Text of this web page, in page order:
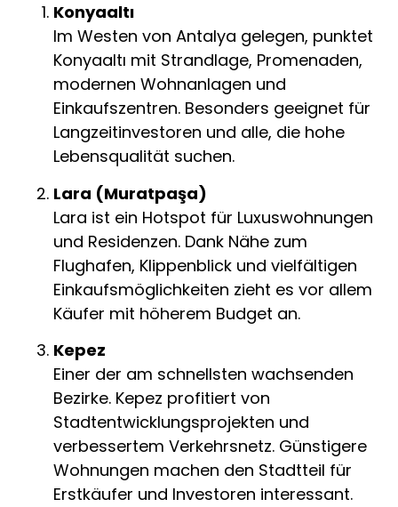
Konyaaltı
Im Westen von Antalya gelegen, punktet
Konyaaltı mit Strandlage, Promenaden,
modernen Wohnanlagen und
Einkaufszentren. Besonders geeignet für
Langzeitinvestoren und alle, die hohe
Lebensqualität suchen.
Lara (Muratpaşa)
Lara ist ein Hotspot für Luxuswohnungen
und Residenzen. Dank Nähe zum
Flughafen, Klippenblick und vielfältigen
Einkaufsmöglichkeiten zieht es vor allem
Käufer mit höherem Budget an.
Kepez
Einer der am schnellsten wachsenden
Bezirke. Kepez profitiert von
Stadtentwicklungsprojekten und
verbessertem Verkehrsnetz. Günstigere
Wohnungen machen den Stadtteil für
Erstkäufer und Investoren interessant.